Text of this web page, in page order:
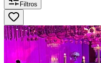
Filtros